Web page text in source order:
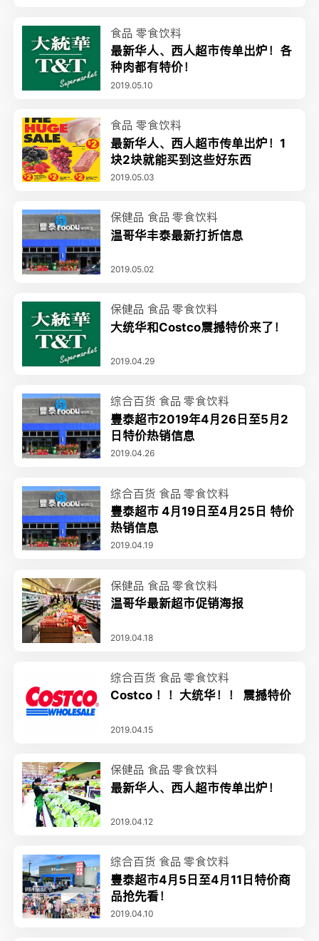
食品 零食饮料
最新华人、西人超市传单出炉！各
种肉都有特价！
2019.05.10
食品 零食饮料
最新华人、西人超市传单出炉！1
块2块就能买到这些好东西
2019.05.03
保健品 食品 零食饮料
温哥华丰泰最新打折信息
2019.05.02
保健品 食品 零食饮料
大统华和Costco震撼特价来了！
2019.04.29
综合百货 食品 零食饮料
豐泰超市2019年4月26日至5月2
日特价热销信息
2019.04.26
综合百货 食品 零食饮料
豐泰超市 4月19日至4月25日 特价
热销信息
2019.04.19
保健品 食品 零食饮料
温哥华最新超市促销海报
2019.04.18
综合百货 食品 零食饮料
Costco ！！大统华！！ 震撼特价
2019.04.15
保健品 食品 零食饮料
最新华人、西人超市传单出炉！
2019.04.12
综合百货 食品 零食饮料
豐泰超市4月5日至4月11日特价商
品抢先看！
2019.04.10